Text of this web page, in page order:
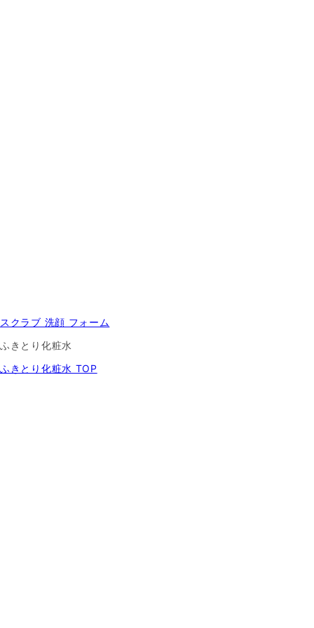
スクラブ 洗顔 フォーム
ふきとり化粧水
ふきとり化粧水 TOP